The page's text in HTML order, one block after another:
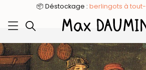
📦 Déstockage : berlingots à